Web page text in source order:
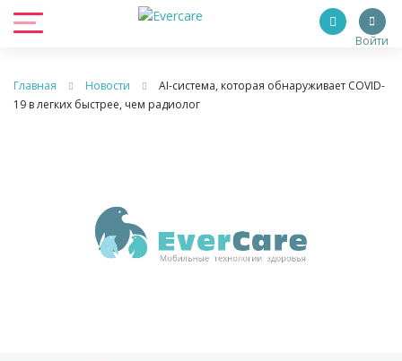
Войти
Главная Новости
AI-система, которая обнаруживает COVID-
19 в легких быстрее, чем радиолог